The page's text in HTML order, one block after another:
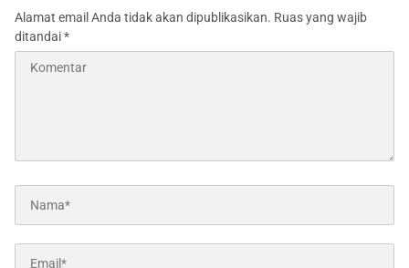
Alamat email Anda tidak akan dipublikasikan. Ruas yang wajib
ditandai*